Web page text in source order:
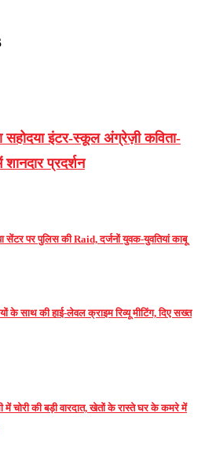
इंटर-स्कूल अंग्रेज़ी कविता-
शानदार प्रदर्शन
पर पुलिस की Raid, दर्जनों युवक-युवतियां काबू
के साथ की हाई-लेवल क्राइम रिव्यू मीटिंग, दिए सख्त
में चोरी की बड़ी वारदात, खेतों के रास्ते घर के कमरे में